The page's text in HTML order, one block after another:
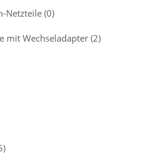
Netzteile (0)
mit Wechseladapter (2)
finden Sie in der